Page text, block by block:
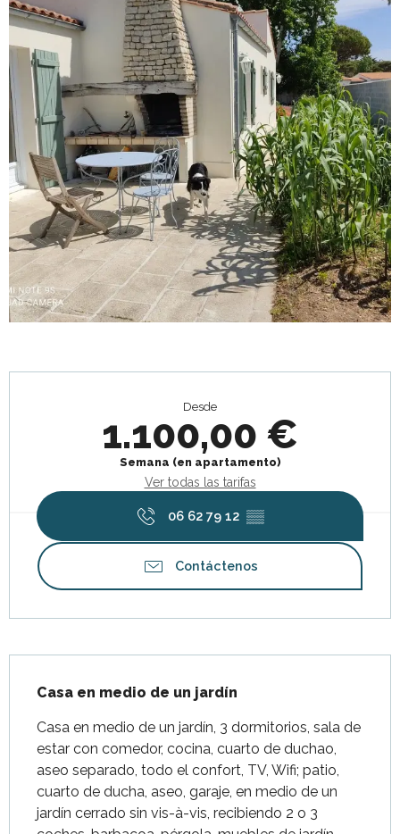
Desde
1.100,00 €
Semana (en apartamento)
Ver todas las tarifas
06 62 79 12 ▒▒
Contáctenos
Casa en medio de un jardín
Casa en medio de un jardín, 3 dormitorios, sala de
estar con comedor, cocina, cuarto de duchao,
aseo separado, todo el confort, TV, Wifi; patio,
cuarto de ducha, aseo, garaje, en medio de un
jardín cerrado sin vis-à-vis, recibiendo 2 o 3